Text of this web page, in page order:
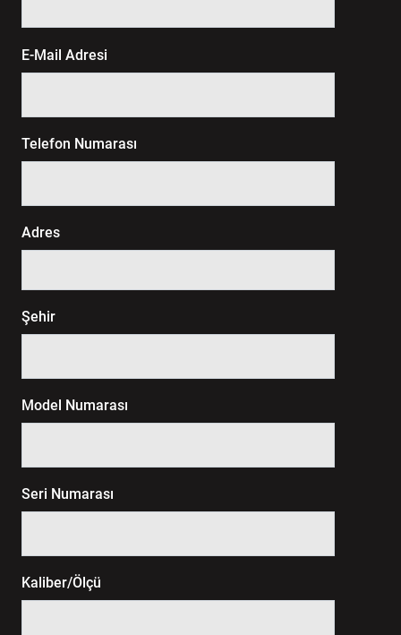
E-Mail Adresi
Telefon Numarası
Adres
Şehir
Model Numarası
Seri Numarası
Kaliber/Ölçü